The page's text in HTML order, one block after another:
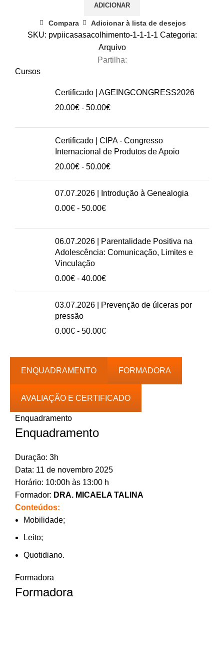
Ajudas
a
ADICIONAR
Compara Adicionar à lista de desejos
SKU: pvpiicasasacolhimento-1-1-1-1 Categoria:
Arquivo
Partilha:
Cursos
Certificado | AGEINGCONGRESS2026
20.00€ - 50.00€Intervalo
preços:
20.00€
a
50.00€
Certificado | CIPA - Congresso
Internacional de Produtos de Apoio
20.00€ - 50.00€Intervalo
preços:
20.00€
07.07.2026 | Introdução à Genealogia
0.00€ - 50.00€Intervalo
preços:
0.00€
a
06.07.2026 | Parentalidade Positiva na
Adolescência: Comunicação, Limites e
Vinculação
0.00€ - 40.00€Intervalo
40.00€
03.07.2026 | Prevenção de úlceras por
pressão
0.00€ - 50.00€Intervalo
50.00€
ENQUADRAMENTO FORMADORA
AVALIAÇÃO E CERTIFICADO
Enquadramento
Enquadramento
Duração: 3h
Data: 11 de novembro 2025
Horário: 10:00h às 13:00 h
Formador: DRA. MICAELA TALINA
Conteúdos:
Mobilidade;
Leito;
Quotidiano.
Formadora
Formadora